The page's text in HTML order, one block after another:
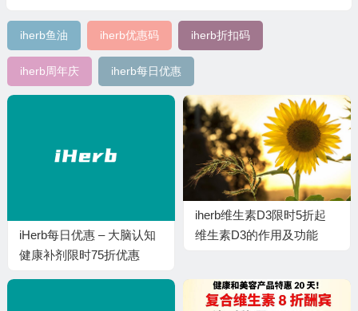
iherb鱼油 iherb优惠码 iherb折扣码
iherb周年庆 iherb每日优惠
iHerb每日优惠 – 大脑认知
健康补剂限时75折优惠
iherb维生素D3限时5折起
维生素D3的作用及功能